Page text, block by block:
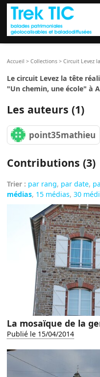
Accueil >Collections >Circuit Levez
Le circuit Levez la tête
"Un chemin, une école" à
Les auteurs (1)
point35mathieu
Contributions (3)
Trier : par rang, par date,
médias, 15 médias,30
La mosaïque de la
Publié le 15/04/2014